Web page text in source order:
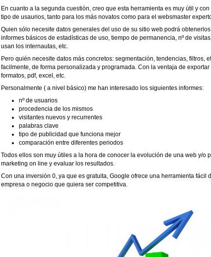
En cuanto a la segunda cuestión, creo que esta herramienta es muy útil y
tipo de usaurios, tanto para los más novatos como para el websmaster
Quien sólo necesite datos generales del uso de su sitio web podrá
informes básicos de estadísticas de uso, tiempo de permanencia, nº de
usan los internautas, etc.
Pero quién necesite datos más concretos: segmentación, tendencias, filtros,
facilmente, de forma personalizada y programada. Con la ventaja de
formatos, pdf, excel, etc.
Personalmente ( a nivel básico) me han interesado los siguientes informes:
nº de usuarios
procedencia de los mismos
visitantes nuevos y recurrentes
palabras clave
tipo de publicidad que funciona mejor
comparación entre diferentes periodos
Todos ellos son muy útiles a la hora de conocer la evolución de una web y/o
marketing on line y evaluar los resultados.
Con una inversión 0, ya que es gratuita, Google ofrece una herramienta fácil
empresa o negocio que quiera ser competitiva.